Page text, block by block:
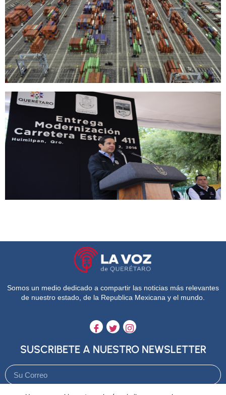
Somos un medio dedicado a compartir las noticias más relevantes
de nuestro estado, de la Republica Mexicana y el mundo.
SUSCRIBETE A NUESTRO NEWSLETTER